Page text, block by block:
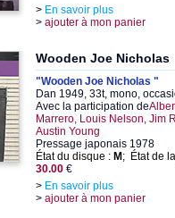
> En savoir plus
> ajouter à mon panier
Wooden Joe Nicholas
"Wooden Joe Nicholas "
Dan 1949, 33t, mono,
Avec la participation de
Marrero, Louis Nelson, Jim
Austin Young
Pressage japonais 1978
État du disque : M ; État de
30.00 €
> En savoir plus
> ajouter à mon panier